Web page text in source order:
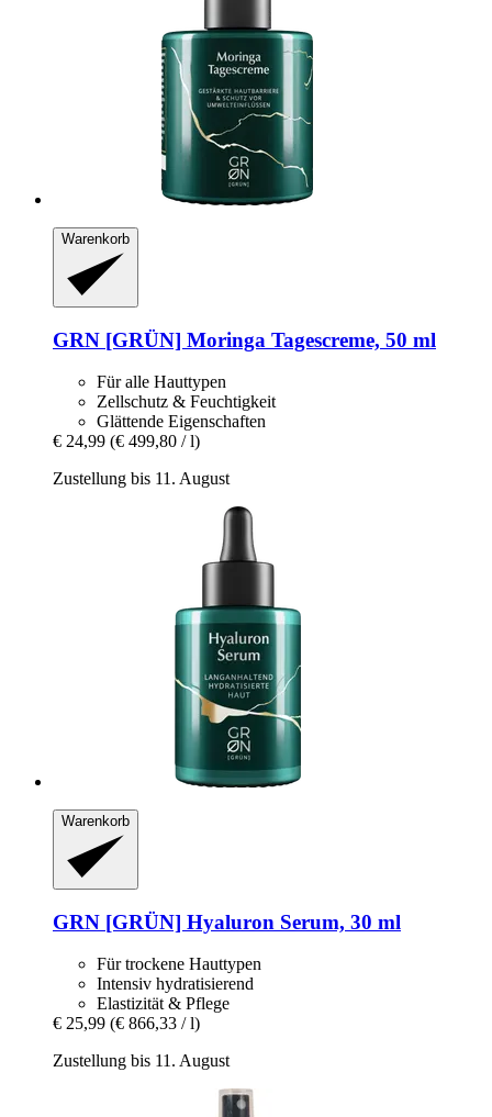
Warenkorb
GRN [GRÜN] Moringa Tagescreme, 50 ml
Für alle Hauttypen
Zellschutz & Feuchtigkeit
Glättende Eigenschaften
€ 24,99 (€ 499,80 / l)
Zustellung bis 11. August
Warenkorb
GRN [GRÜN] Hyaluron Serum, 30 ml
Für trockene Hauttypen
Intensiv hydratisierend
Elastizität & Pflege
€ 25,99 (€ 866,33 / l)
Zustellung bis 11. August